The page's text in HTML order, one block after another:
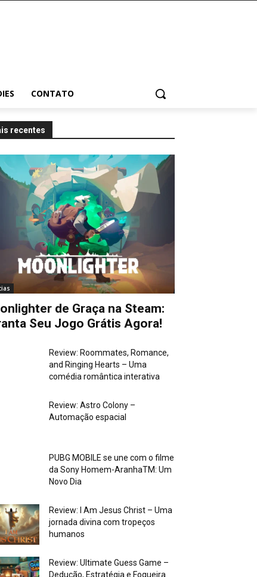
CONTATO
recentes
de Graça na Steam:
Seu Jogo Grátis Agora!
Review: Roommates, Romance,
and Ringing Hearts – Uma
comédia romântica interativa
Review: Astro Colony –
Automação espacial
PUBG MOBILE se une com o filme
da Sony Homem-AranhaTM: Um
Novo Dia
Review: I Am Jesus Christ – Uma
jornada divina com tropeços
humanos
Review: Ultimate Guess Game –
Dedução, Estratégia e Fogueira